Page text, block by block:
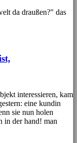
da draußen?" das
interessieren, kam
eine kundin
sie nun holen
in der hand! man